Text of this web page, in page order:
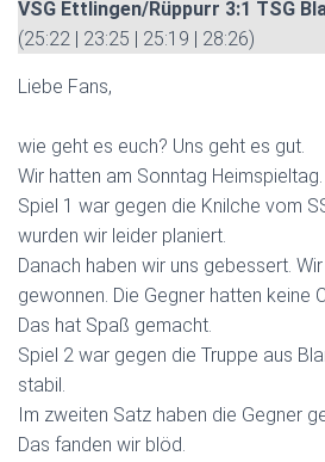
VSG Ettlingen/Rüppurr 3:1 TSG
(25:22 | 23:25 | 25:19 | 28:26)
Liebe Fans,
wie geht es euch? Uns geht es gut.
Wir hatten am Sonntag
Spiel 1 war gegen die Knilche vom
wurden wir leider planiert.
Danach haben wir uns gebessert.
gewonnen. Die Gegner hatten keine
Das hat Spaß gemacht.
Spiel 2 war gegen die Truppe aus
stabil.
Im zweiten Satz haben die Gegner
Das fanden wir blöd.